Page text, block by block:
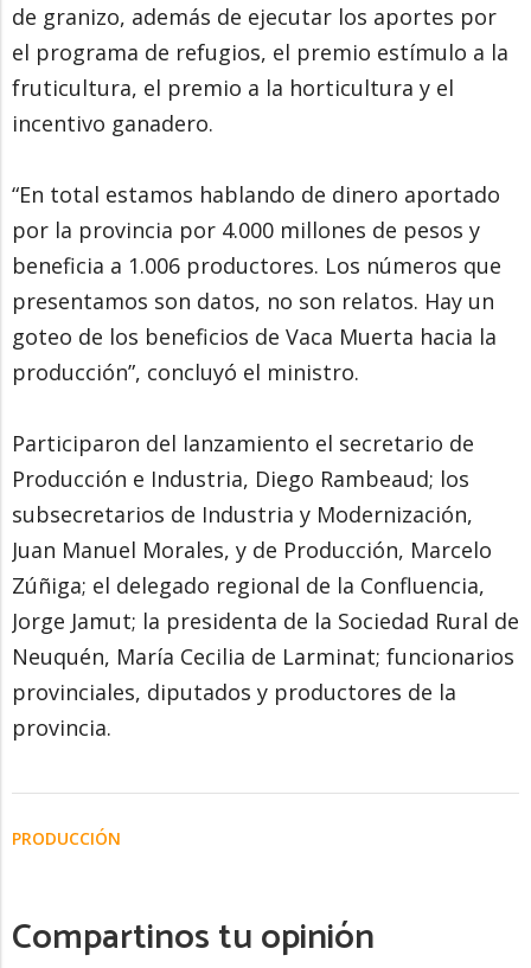
de granizo, además de ejecutar los aportes por
el programa de refugios, el premio estímulo a la
fruticultura, el premio a la horticultura y el
incentivo ganadero.
“En total estamos hablando de dinero aportado
por la provincia por 4.000 millones de pesos y
beneficia a 1.006 productores. Los números que
presentamos son datos, no son relatos. Hay un
goteo de los beneficios de Vaca Muerta hacia la
producción”, concluyó el ministro.
Participaron del lanzamiento el secretario de
Producción e Industria, Diego Rambeaud; los
subsecretarios de Industria y Modernización,
Juan Manuel Morales, y de Producción, Marcelo
Zúñiga; el delegado regional de la Confluencia,
Jorge Jamut; la presidenta de la Sociedad Rural de
Neuquén, María Cecilia de Larminat; funcionarios
provinciales, diputados y productores de la
provincia.
PRODUCCIÓN
Compartinos tu opinión